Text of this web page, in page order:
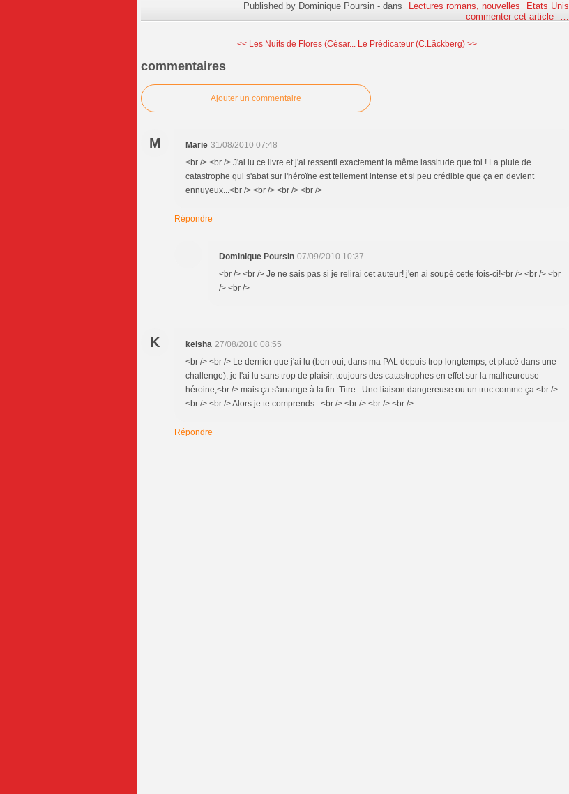
Published by Dominique Poursin -dans Lectures romans, nouvelles
Etats Unis
commenter cet article
…
<< Les Nuits de Flores (César... Le Prédicateur (C.Läckberg) >>
commentaires
Ajouter un commentaire
M Marie 31/08/2010 07:48
<br /> <br /> J'ai lu ce livre et j'ai ressenti exactement la même lassitude que toi ! La pluie de
catastrophe qui s'abat sur l'héroïne est tellement intense et si peu crédible que ça en devient
ennuyeux...<br /> <br /> <br /> <br />
Répondre
Dominique Poursin 07/09/2010 10:37
<br /> <br /> Je ne sais pas si je relirai cet auteur! j'en ai soupé cette fois-ci!<br /> <br /> <br
/> <br />
K keisha 27/08/2010 08:55
<br /> <br /> Le dernier que j'ai lu (ben oui, dans ma PAL depuis trop longtemps, et placé dans une
challenge), je l'ai lu sans trop de plaisir, toujours des catastrophes en effet sur la malheureuse
héroine,<br /> mais ça s'arrange à la fin. Titre : Une liaison dangereuse ou un truc comme ça.<br />
<br /> <br /> Alors je te comprends...<br /> <br /> <br /> <br />
Répondre